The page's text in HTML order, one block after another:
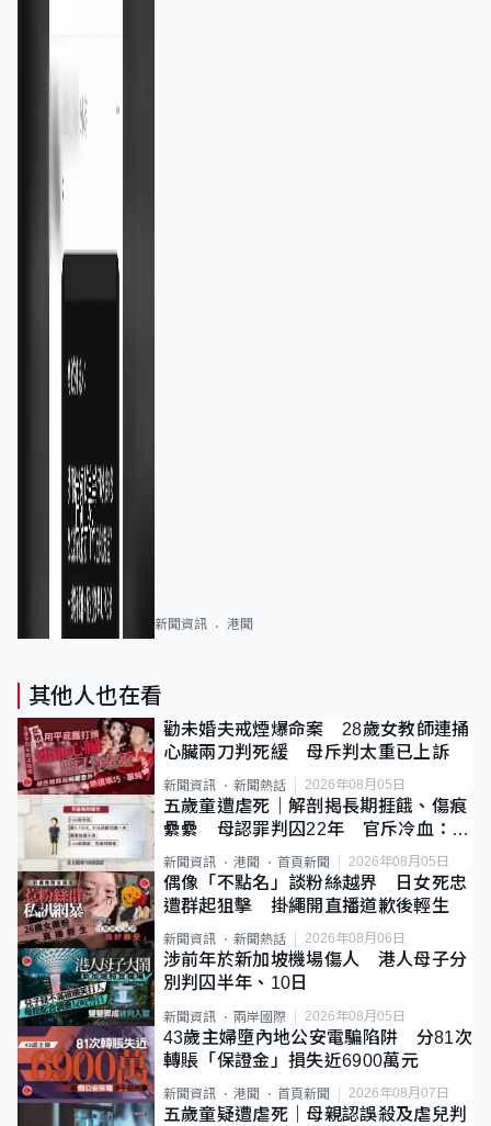
新聞資訊 港聞
其他人也在看
勸未婚夫戒煙爆命案 28歲女教師連捅
心臟兩刀判死緩 母斥判太重已上訴
新聞資訊 新聞熱話 2026年08月05日
五歲童遭虐死｜解剖揭長期捱餓、傷痕
纍纍 母認罪判囚22年 官斥冷血：同
類案最惡劣
新聞資訊 港聞 首頁新聞 2026年08月05日
偶像「不點名」談粉絲越界 日女死忠
遭群起狙擊 掛繩開直播道歉後輕生
新聞資訊 新聞熱話 2026年08月06日
涉前年於新加坡機場傷人 港人母子分
別判囚半年、10日
新聞資訊 兩岸國際 2026年08月05日
43歲主婦墮內地公安電騙陷阱 分81次
轉賬「保證金」損失近6900萬元
新聞資訊 港聞 首頁新聞 2026年08月07日
五歲童疑遭虐死｜母親認誤殺及虐兒判